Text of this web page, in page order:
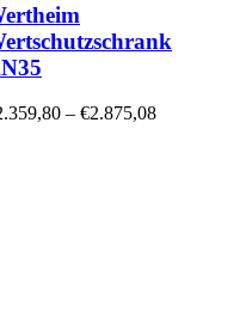
– €2.875,08